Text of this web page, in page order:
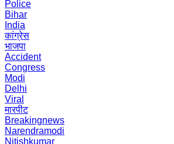
Police
Bihar
India
कांग्रेस
भाजपा
Accident
Congress
Modi
Delhi
Viral
मारपीट
Breakingnews
Narendramodi
Nitishkumar